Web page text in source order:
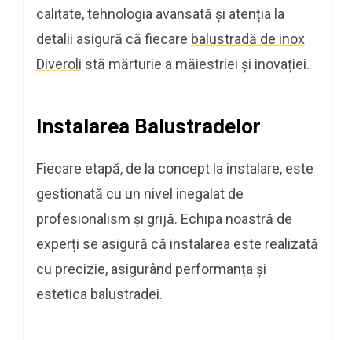
calitate, tehnologia avansată și atenția la
detalii asigură că fiecare balustradă de inox
Diveroli stă mărturie a măiestriei și inovației.
Instalarea Balustradelor
Fiecare etapă, de la concept la instalare, este
gestionată cu un nivel inegalat de
profesionalism și grijă. Echipa noastră de
experți se asigură că instalarea este realizată
cu precizie, asigurând performanța și
estetica balustradei.